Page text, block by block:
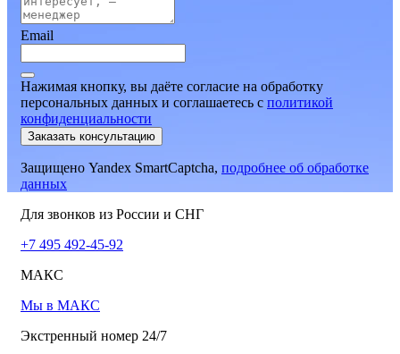
Email
Нажимая кнопку, вы даёте согласие на обработку
персональных данных и соглашаетесь c политикой
конфиденциальности
Заказать консультацию
Защищено Yandex SmartCaptcha, подробнее об обработке
данных
Для звонков из России и СНГ
+7 495 492-45-92
МАКС
Мы в МАКС
Экстренный номер 24/7